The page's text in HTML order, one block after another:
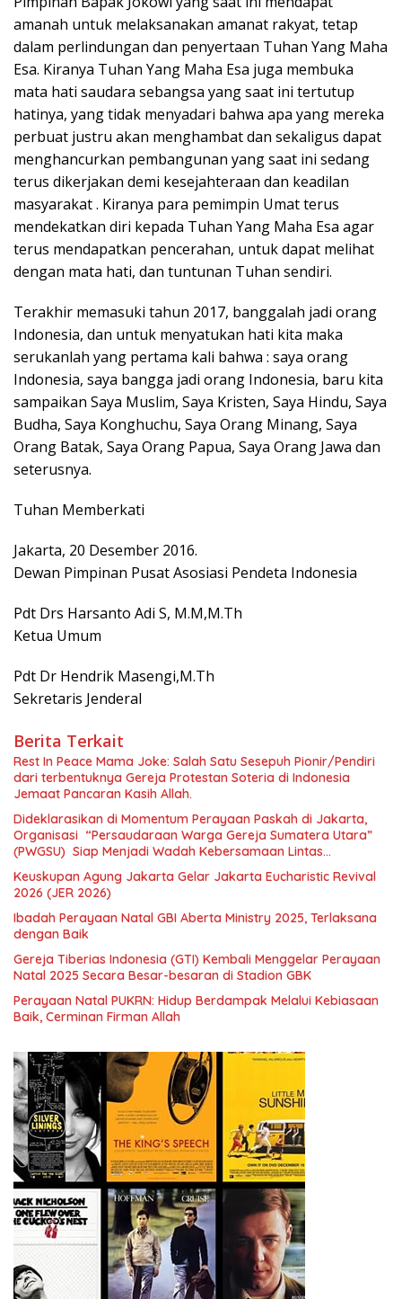
amanah untuk melaksanakan amanat rakyat, tetap
dalam perlindungan dan penyertaan Tuhan Yang Maha
Esa. Kiranya Tuhan Yang Maha Esa juga membuka
mata hati saudara sebangsa yang saat ini tertutup
hatinya, yang tidak menyadari bahwa apa yang mereka
perbuat justru akan menghambat dan sekaligus dapat
menghancurkan pembangunan yang saat ini sedang
terus dikerjakan demi kesejahteraan dan keadilan
masyarakat . Kiranya para pemimpin Umat terus
mendekatkan diri kepada Tuhan Yang Maha Esa agar
terus mendapatkan pencerahan, untuk dapat melihat
dengan mata hati, dan tuntunan Tuhan sendiri.
Terakhir memasuki tahun 2017, banggalah jadi orang
Indonesia, dan untuk menyatukan hati kita maka
serukanlah yang pertama kali bahwa : saya orang
Indonesia, saya bangga jadi orang Indonesia, baru kita
sampaikan Saya Muslim, Saya Kristen, Saya Hindu, Saya
Budha, Saya Konghuchu, Saya Orang Minang, Saya
Orang Batak, Saya Orang Papua, Saya Orang Jawa dan
seterusnya.
Tuhan Memberkati
Jakarta, 20 Desember 2016.
Dewan Pimpinan Pusat Asosiasi Pendeta Indonesia
Pdt Drs Harsanto Adi S, M.M,M.Th
Ketua Umum
Pdt Dr Hendrik Masengi,M.Th
Sekretaris Jenderal
Berita Terkait
Rest In Peace Mama Joke: Salah Satu Sesepuh Pionir/Pendiri
dari terbentuknya Gereja Protestan Soteria di Indonesia
Jemaat Pancaran Kasih Allah.
Dideklarasikan di Momentum Perayaan Paskah di Jakarta,
Organisasi “Persaudaraan Warga Gereja Sumatera Utara”
(PWGSU) Siap Menjadi Wadah Kebersamaan Lintas
Denominasi untuk Menghimpun Potensi Warga Gereja
Diaspora untuk Menjawab Tantangan Sosial Bangsa
Keuskupan Agung Jakarta Gelar Jakarta Eucharistic Revival
2026 (JER 2026)
Ibadah Perayaan Natal GBI Aberta Ministry 2025, Terlaksana
dengan Baik
Gereja Tiberias Indonesia (GTI) Kembali Menggelar Perayaan
Natal 2025 Secara Besar-besaran di Stadion GBK
Perayaan Natal PUKRN: Hidup Berdampak Melalui Kebiasaan
Baik, Cerminan Firman Allah